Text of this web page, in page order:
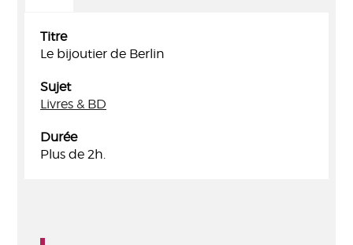
Titre
Le bijoutier de Berlin
Sujet
Livres & BD
Durée
Plus de 2h.